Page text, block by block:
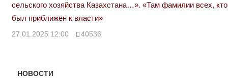
сельского хозяйства Казахстана…». «Там фамилии всех, кто
был приближен к власти»
27.01.2025 12:00 40536
НОВОСТИ